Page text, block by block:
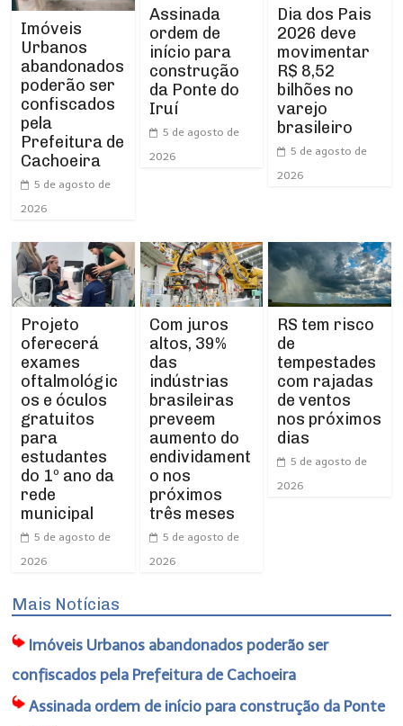
Imóveis
Urbanos
abandonados
poderão ser
confiscados
pela
Prefeitura de
Cachoeira
5 de agosto de
2026
Assinada
ordem de
início para
construção
da Ponte do
Iruí
5 de agosto de
2026
Dia dos Pais
2026 deve
movimentar
R$ 8,52
bilhões no
varejo
brasileiro
5 de agosto de
2026
Projeto
oferecerá
exames
oftalmológic
os e óculos
gratuitos
para
estudantes
do 1º ano da
rede
municipal
5 de agosto de
2026
Com juros
altos, 39%
das
indústrias
brasileiras
preveem
aumento do
endividament
o nos
próximos
três meses
5 de agosto de
2026
RS tem risco
de
tempestades
com rajadas
de ventos
nos próximos
dias
5 de agosto de
2026
Mais Notícias
Imóveis Urbanos abandonados poderão ser
confiscados pela Prefeitura de Cachoeira
Assinada ordem de início para construção da Ponte